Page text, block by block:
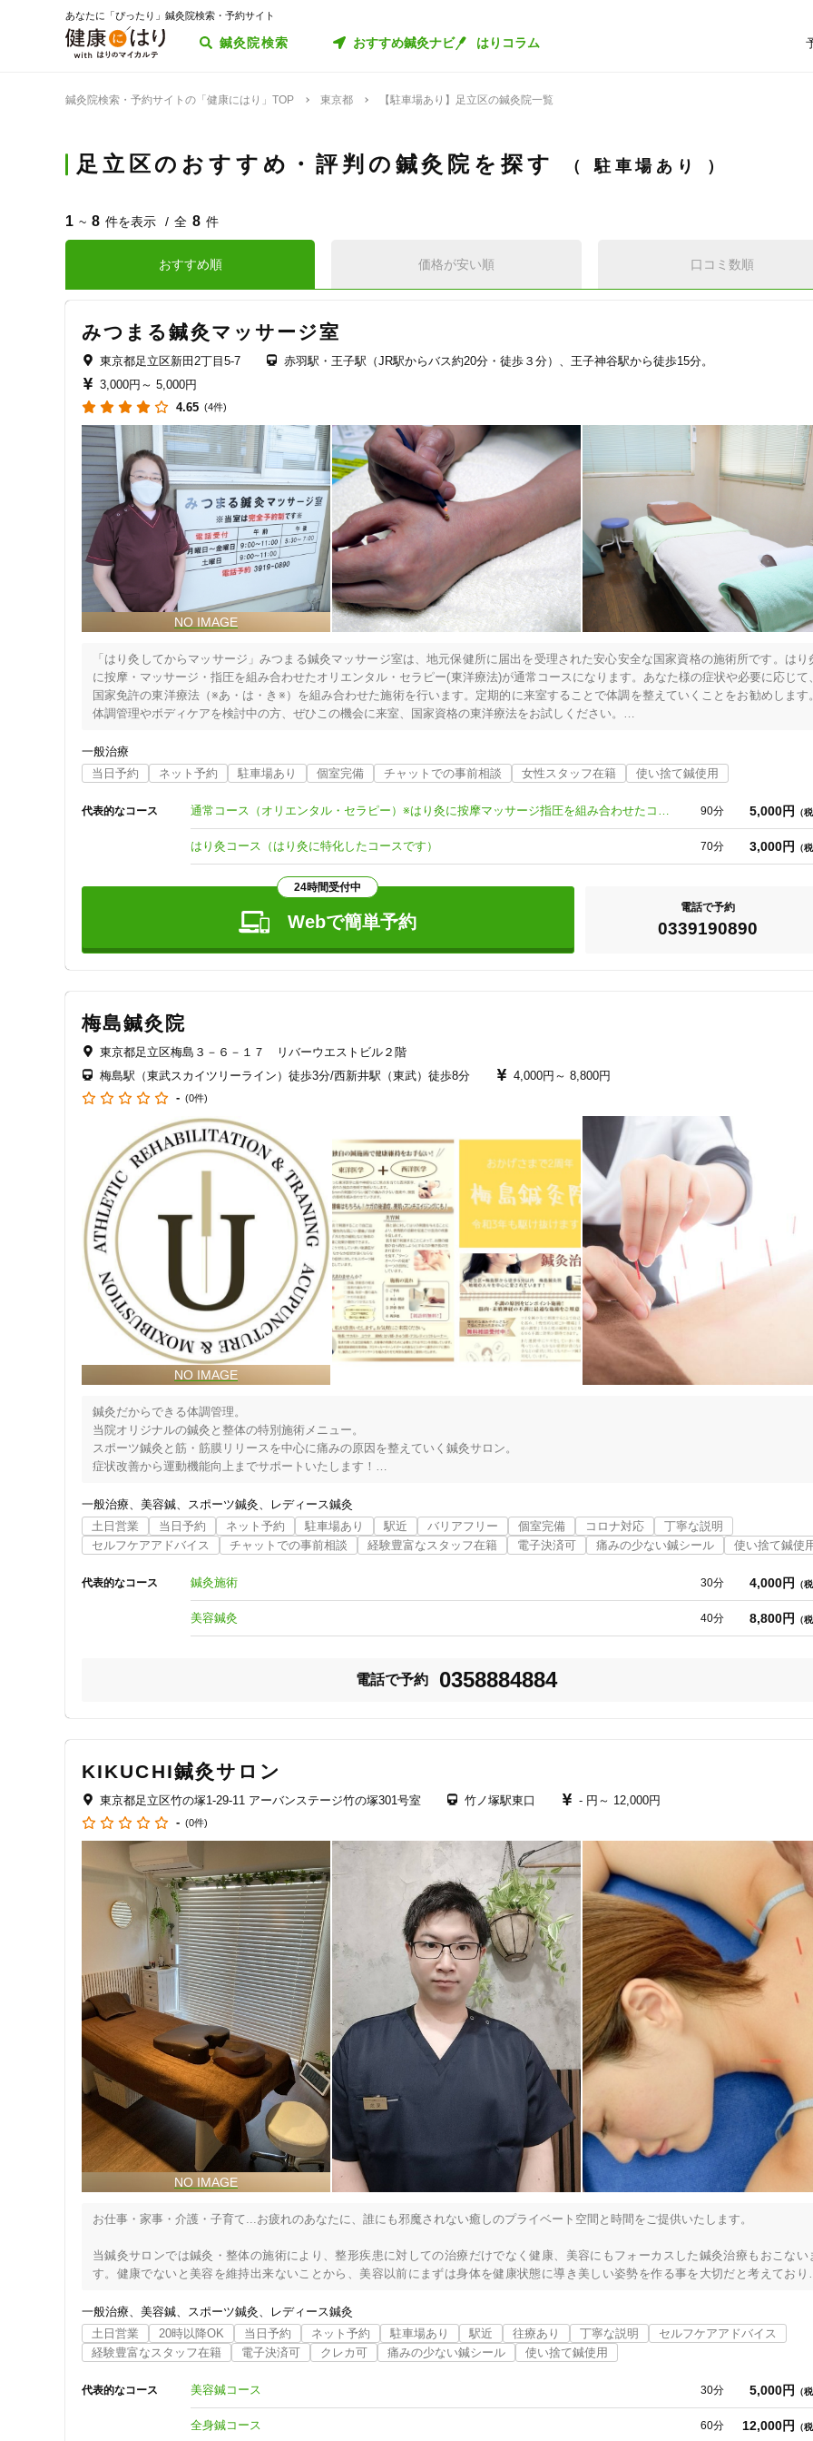
あなたに「ぴったり」鍼灸院検索・予約サイト
鍼灸院検索 おすすめ鍼灸ナビ はりコラム
鍼灸院検索・予約サイトの「健康にはり」TOP 東京都 【駐車場あり】足立区の鍼灸院一覧
足立区のおすすめ・評判の鍼灸院を探す 駐車場あり
住所 足立区 変更する
ジャンル
美容鍼
特徴・キーワード
受付時間の特徴
土日営業 20時以降OK 当日予約
通院手段の特徴
駐車場あり 駅近 往療あり
設備の特徴
キッズスペースあり バリアフリー
女性向けの特徴
女性スタッフ在籍 女性限定
接客・サービスの特徴
コロナ対応 オンラインサポートあり 丁寧な説明
痛みの少ない鍼シール
特典あり 保険適用の相談可 地域支援クーポン可
1 ~ 8 件を表示 全 8 件
おすすめ順 価格が安い順 口コミ数順
みつまる鍼灸マッサージ室
東京都足立区新田2丁目5-7
赤羽駅・王子駅（JR駅からバス約20分・徒歩３分）、王子神谷駅から徒歩15分。
3,000円～ 5,000円
4.65 (4件)
「はり灸してからマッサージ」みつまる鍼灸マッサージ室は、地元保健所に届出を受理された安心安全な国家資格の施術所です。はり
に按摩・マッサージ・指圧を組み合わせたオリエンタル・セラピー(東洋療法)が通常コースになります。あなた様の症状や必要に応じて、
国家免許の東洋療法（※あ・は・き※）を組み合わせた施術を行います。定期的に来室することで体調を整えていくことをお勧めします。
体調管理やボディケアを検討中の方、ぜひこの機会に来室、国家資格の東洋療法をお試しください。
る場合があります。ご予約の際は必ず「お名前・希望日時・連絡先電話番号」の伝言をお願い致します。このサイトから予約する場合、
各コースを選択して「仮予約」をお済ませください。折返し届く予約確認メールで予約が完了いたします。弊室の予約完了時に表示され
る〈事前予診票ボタン〉から予診票にご記入いただくと、あなた様の痛みや辛さが、施術者に伝わりやすくなります。また、無料アプリ
『はりのマイカルテ』にご登録いただくと、チャットにてお問合せいただけます。
ご来室の際は、肘や膝、患部を露出できる「ゆったりとした服装・着脱しやすい靴下」でお越しください。仕事帰りに来室される場合
でも、弊室に「患者着の用意」がございますので安心してお越しください。タンクトップや短パンなど「マイ患者着」を持参・着用さ
ぜひ、この機会にご予約・ご来室を。末長いご愛顧のほど宜しくお願い申し上げます。
※あ・は・き※法的資格イコール国家免許が必要な施術である「あん摩マッサージ指圧」「はり」「きゅう」の頭文字からの略称です。
※弊室では、１日にお受けできる患者人数に制限を設けております。そのため仮予約のちにお断りする場合もございます。予めご了承くだ
一般治療
当日予約
ネット予約 駐車場あり 個室完備 チャットでの事前相談 女性スタッフ在籍 使い捨て鍼使用
代表的なコース 通常コース（オリエンタル・セラピー）※はり灸に按摩マッサージ指圧を組み合わせたコースです。 90分 5,000円 （
はり灸コース（はり灸に特化したコースです） 70分 3,000円 （
24時間受付中
Webで簡単予約
電話で予約
0339190890
梅島鍼灸院
東京都足立区梅島３－６－１７ リバーウエストビル２階
梅島駅（東武スカイツリーライン）徒歩3分/西新井駅（東武）徒歩8分
4,000円～ 8,800円
- (0件)
鍼灸だからできる体調管理。
当院オリジナルの鍼灸と整体の特別施術メニュー。
スポーツ鍼灸と筋・筋膜リリースを中心に痛みの原因を整えていく鍼灸サロン。
症状改善から運動機能向上までサポートいたします！
ツボを鍼や灸で刺激することで自己治癒力を高め「慢性的な肩こり・腰痛」「自律神経の調整」「冷え性の緩和」など身体のあるゆる不
調に効果が期待できます。
また運動中にケガをしていまい後遺症が残っている、なかなか症状が良くならない場合などの症状に対してもスポーツ鍼灸などで対応
ています。
・捻挫、打撲の後遺症
・末梢神経の痛み　など
身体の各部の不調に対する施術を行います。
和鍼を用いて”チクッ”の痛みを限りなく小さくしました。
医療系国家資格を持つ院長が丁寧に施術します。
まずは無料相談を！
一般治療 美容鍼 スポーツ鍼灸
レディース鍼灸
土日営業
当日予約 ネット予約 駐車場あり 駅近 バリアフリー 個室完備 コロナ対応
丁寧な説明
セルフケアアドバイス
チャットでの事前相談 経験豊富なスタッフ在籍 電子決済可 痛みの少ない鍼シール 使い捨て鍼使
代表的なコース 鍼灸施術 30分 4,000円 （
美容鍼灸 40分 8,800円 （
電話で予約 0358884884
KIKUCHI鍼灸サロン
東京都足立区竹の塚1-29-11 アーバンステージ竹の塚301号室 竹ノ塚駅東口 - 円～ 12,000円
- (0件)
お仕事・家事・介護・子育て...お疲れのあなたに、誰にも邪魔されない癒しのプライベート空間と時間をご提供いたします。
当鍼灸サロンでは鍼灸・整体の施術により、整形疾患に対しての治療だけでなく健康、美容にもフォーカスした鍼灸治療もおこない
す。健康でないと美容を維持出来ないことから、美容以前にまずは身体を健康状態に導き美しい姿勢を作る事を大切だと考えておりま
お客様の健康と美姿勢、美容を引き出し、またそれを維持出来るようにお手伝いをさせて頂きたいと思います。
当院長は整形疾患を取り扱う治療現場で10年間勤務し臨床経験を培ってきました。
頚部捻挫（寝違え）、急性腰痛（ギックリ腰）、腰椎ヘルニア、腰部脊柱管狭窄症、坐骨神経痛、梨状筋症候群、肩関節周囲炎、腱板
炎、外側上顆炎、内側上顆炎、膝関節痛、自律神経失調症、頭痛、手足の痺れ等様々な整形疾患の治療にも対応出来ますので、是非一度
ご相談ください。
一般治療 美容鍼 スポーツ鍼灸
レディース鍼灸
土日営業
20時以降OK 当日予約 ネット予約 駐車場あり 駅近 往療あり 丁寧な説明
セルフケアアドバイス
経験豊富なスタッフ在籍
電子決済可 クレカ可 痛みの少ない鍼シール 使い捨て鍼使用
代表的なコース 美容鍼コース 30分 5,000円 （
全身鍼コース 60分 12,000円 （
「健康にはりを見た」